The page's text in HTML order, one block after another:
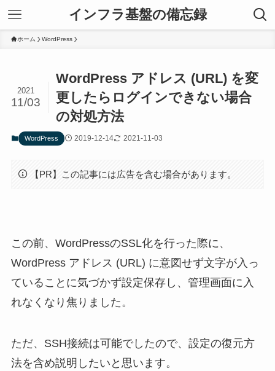
インフラ基盤の備忘録
ホーム WordPress
WordPress アドレス (URL) を変
更したらログインできない場合
の対処方法
2021
11/03
WordPress 2019-12-14 2021-11-03
【PR】この記事には広告を含む場合があります。
この前、WordPressのSSL化を行った際に、
WordPress アドレス (URL) に意図せず文字が入っ
ていることに気づかず設定保存し、管理画面に入
れなくなり焦りました。
ただ、SSH接続は可能でしたので、設定の復元方
法を含め説明したいと思います。